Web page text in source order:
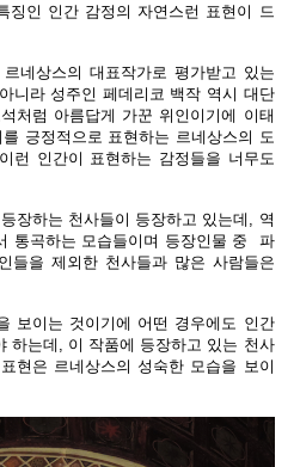
징인 인간 감정의 자연스런 표현이 드
네상스의 대표작가로 평가받고 있는
니라 성주인 페데리코 백작 역시 대단
처럼 아름답게 가꾼 위인이기에 이태
긍정적으로 표현하는 르네상스의 도
런 인간이 표현하는 감정들을 너무도
장하는 천사들이 등장하고 있는데, 역
통곡하는 모습들이며 등장인물 중 파
들을 제외한 천사들과 많은 사람들은
보이는 것이기에 어떤 경우에도 인간
하는데, 이 작품에 등장하고 있는 천사
현은 르네상스의 성숙한 모습을 보이